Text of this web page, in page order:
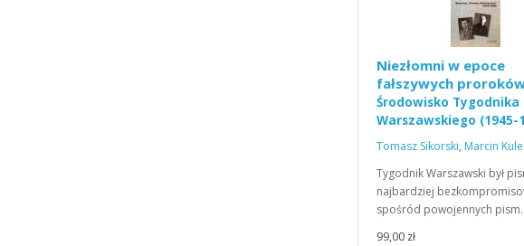
Niezłomni w epoce
fałszywych
Środowisko Tygodnika
Warszawskiego (1945-
Tomasz Sikorski, Marcin
Tygodnik Warszawski był
najbardziej
spośród powojennych
99,00 zł